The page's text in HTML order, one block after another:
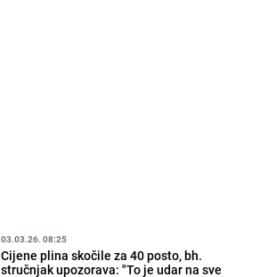
03.03.26. 08:25
Cijene plina skočile za 40 posto, bh.
stručnjak upozorava: "To je udar na sve